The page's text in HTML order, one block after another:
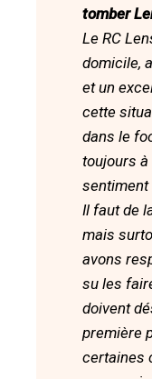
tomber
Le RC
domicile,
et un
cette
dans le
toujours à
sentiment
Il faut de
mais
avons
su les
doivent
première
certaines